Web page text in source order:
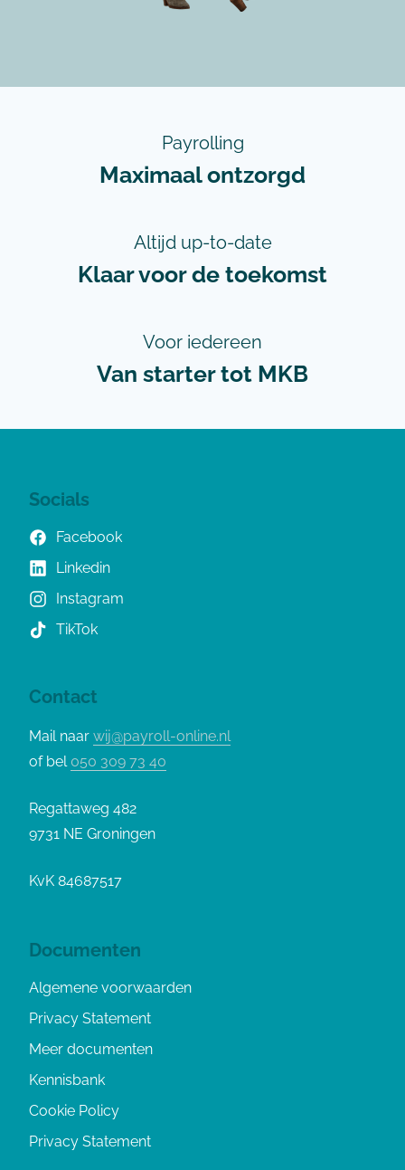
Payrolling
Maximaal ontzorgd
Altijd up-to-date
Klaar voor de toekomst
Voor iedereen
Van starter tot MKB
Socials
Facebook
Linkedin
Instagram
TikTok
Contact
Mail naar wij@payroll-online.nl
of bel 050 309 73 40
Regattaweg 482
9731 NE Groningen
KvK 84687517
Documenten
Algemene voorwaarden
Privacy Statement
Meer documenten
Kennisbank
Cookie Policy
Privacy Statement